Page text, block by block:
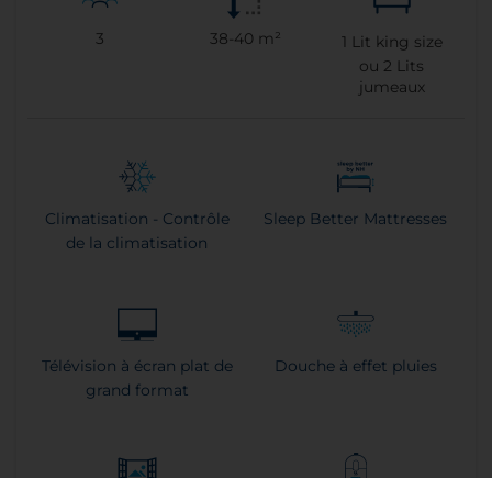
3 38-40 m² 1 Lit king size
ou 2 Lits
jumeaux
Climatisation - Contrôle
de la climatisation
Sleep Better Mattresses
Télévision à écran plat de
grand format
Douche à effet pluies